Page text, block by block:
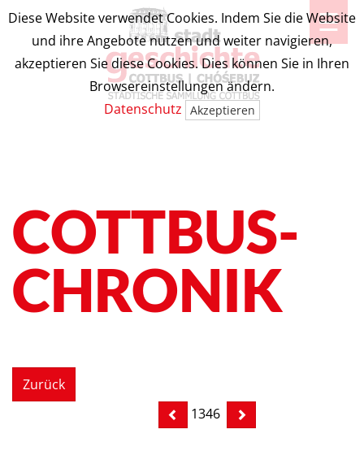
Diese Website verwendet Cookies. Indem Sie die Website
und ihre Angebote nutzen und weiter navigieren,
akzeptieren Sie diese Cookies. Dies können Sie in Ihren
Browsereinstellungen ändern.
Datenschutz Akzeptieren
☰
COTTBUS-
CHRONIK
Zurück
1346